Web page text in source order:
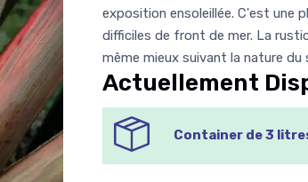
exposition ensoleillée. C'est une
difficiles de front de mer. La
même mieux suivant la nature
Actuellement
Container de 3